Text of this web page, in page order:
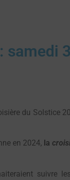
du Solstice
en 2024, la
suivre